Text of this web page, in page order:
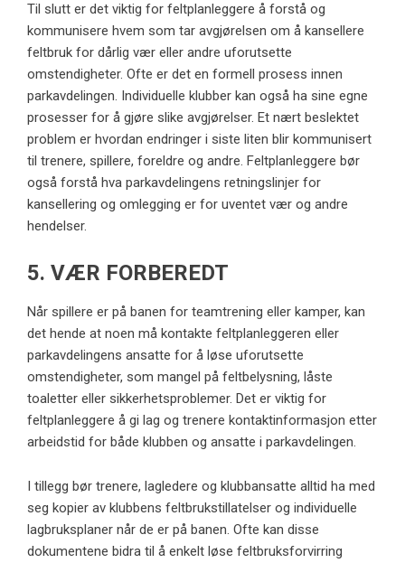
Til slutt er det viktig for feltplanleggere å forstå og
kommunisere hvem som tar avgjørelsen om å kansellere
feltbruk for dårlig vær eller andre uforutsette
omstendigheter. Ofte er det en formell prosess innen
parkavdelingen. Individuelle klubber kan også ha sine egne
prosesser for å gjøre slike avgjørelser. Et nært beslektet
problem er hvordan endringer i siste liten blir kommunisert
til trenere, spillere, foreldre og andre. Feltplanleggere bør
også forstå hva parkavdelingens retningslinjer for
kansellering og omlegging er for uventet vær og andre
hendelser.
5. VÆR FORBEREDT
Når spillere er på banen for teamtrening eller kamper, kan
det hende at noen må kontakte feltplanleggeren eller
parkavdelingens ansatte for å løse uforutsette
omstendigheter, som mangel på feltbelysning, låste
toaletter eller sikkerhetsproblemer. Det er viktig for
feltplanleggere å gi lag og trenere kontaktinformasjon etter
arbeidstid for både klubben og ansatte i parkavdelingen.
I tillegg bør trenere, lagledere og klubbansatte alltid ha med
seg kopier av klubbens feltbrukstillatelser og individuelle
lagbruksplaner når de er på banen. Ofte kan disse
dokumentene bidra til å enkelt løse feltbruksforvirring